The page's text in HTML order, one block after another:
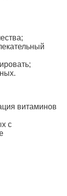
витаминов
с